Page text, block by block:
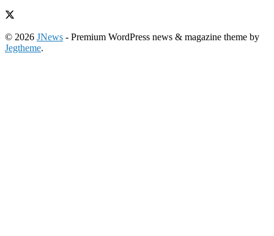
© 2026 JNews - Premium WordPress news & magazine theme by
Jegtheme.